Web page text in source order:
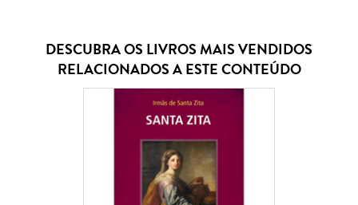
DESCUBRA OS LIVROS MAIS VENDIDOS
RELACIONADOS A ESTE CONTEÚDO